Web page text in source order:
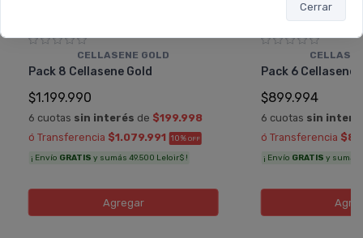
Cerrar
CELLASENE GOLD
Pack 8 Cellasene Gold
$1.199.990
6 cuotas sin interés de $199.998
ó Transferencia $1.079.991 10% OFF
¡ Envío GRATIS y sumás 49.500 Leloir$ !
Agregar
Pack 6 Cellasene
$899.994
6 cuotas sin
ó Transferencia
¡ Envío GRATIS y sumás